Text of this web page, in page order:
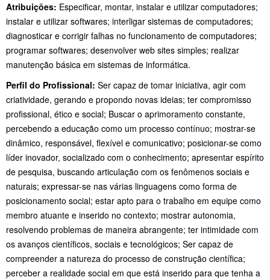
Atribuições: Especificar, montar, instalar e utilizar computadores;
instalar e utilizar softwares; interligar sistemas de computadores;
diagnosticar e corrigir falhas no funcionamento de computadores;
programar softwares; desenvolver web sites simples; realizar
manutenção básica em sistemas de informática.
Perfil do Profissional: Ser capaz de tomar iniciativa, agir com
criatividade, gerando e propondo novas ideias; ter compromisso
profissional, ético e social; Buscar o aprimoramento constante,
percebendo a educação como um processo contínuo; mostrar-se
dinâmico, responsável, flexível e comunicativo; posicionar-se como
líder inovador, socializado com o conhecimento; apresentar espírito
de pesquisa, buscando articulação com os fenômenos sociais e
naturais; expressar-se nas várias linguagens como forma de
posicionamento social; estar apto para o trabalho em equipe como
membro atuante e inserido no contexto; mostrar autonomia,
resolvendo problemas de maneira abrangente; ter intimidade com
os avanços científicos, sociais e tecnológicos; Ser capaz de
compreender a natureza do processo de construção científica;
perceber a realidade social em que está inserido para que tenha a